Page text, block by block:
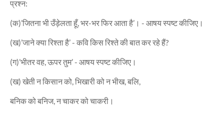
प्रश्न:
(क)’जितना भी उँड़ेलता हूँ, भर-भर फिर आता है’। - आषय स्पष्ट कीजिए।
(ख)’जाने क्या रिश्ता है’ - कवि किस रिश्ते की बात कर रहे हैं?
(ग)’भीतर वह, ऊपर तुम’ - आषय स्पष्ट कीजिए।
(ख) खेती न किसान को, भिखारी को न भीख, बलि,
बनिक को बनिज, न चाकर को चाकरी।